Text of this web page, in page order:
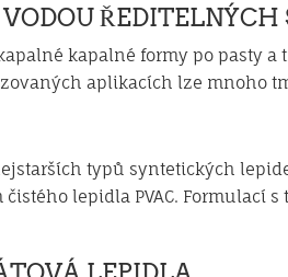
kapalné formy po pasty
aplikacích lze mnoho
typů syntetických
lepidla PVAC.